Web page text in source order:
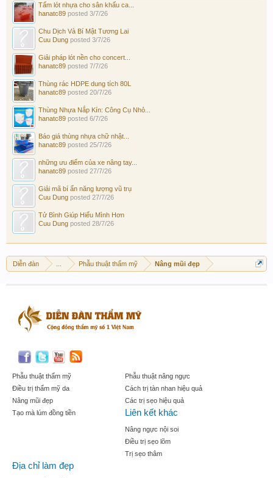
Tấm lót nhựa cho sân khấu ca...
hanatc89 posted 3/7/26
Chu Dịch Và Bí Mật Tương Lai
Cuu Dung posted 3/7/26
Giải pháp lót nền cho concert...
hanatc89 posted 7/7/26
Thùng rác HDPE dung tích 80L
hanatc89 posted 20/7/26
Thùng Nhựa Nắp Kín: Công Cụ Nhỏ...
hanatc89 posted 6/7/26
Báo giá thùng nhựa chữ nhật...
hanatc89 posted 25/7/26
những ưu điểm của xe nâng tay...
hanatc89 posted 27/7/26
Giải mã bí ẩn năng lượng vũ trụ
Cuu Dung posted 27/7/26
Tử Bình Giúp Hiểu Mình Hơn
Cuu Dung posted 28/7/26
Diễn đàn Phẫu thuật thẩm mỹ Nâng mũi đẹp
Phẫu thuật thẩm mỹ
Điều trị thẩm mỹ da
Nâng mũi đẹp
Tạo mà lúm đồng tiền
Phẫu thuật nâng ngực
Cách trị tàn nhan hiệu quả
Các trị sẹo hiệu quả
Liên kết khác
Nâng ngực nội soi
Điều trị sẹo lõm
Trị sẹo thâm
Địa chỉ làm đẹp